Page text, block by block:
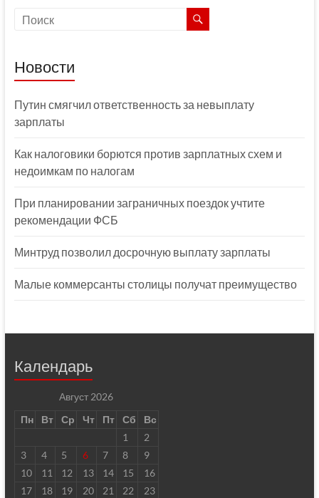
Новости
Путин смягчил ответственность за невыплату
зарплаты
Как налоговики борются против зарплатных схем и
недоимкам по налогам
При планировании заграничных поездок учтите
рекомендации ФСБ
Минтруд позволил досрочную выплату зарплаты
Малые коммерсанты столицы получат преимущество
Календарь
Август 2026
Пн
Вт Ср Чт Пт Сб
Вс
1
2
3
4 5 6 7 8
9
10
11 12 13 14 15
16
17
18 19 20 21 22
23